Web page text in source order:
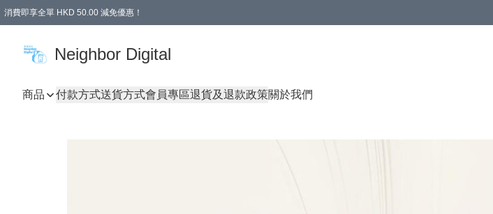
消費即享全單 HKD 50.00 減免優惠！
Neighbor Digital
商品 付款方式送貨方式會員專區退貨及退款政策關於我們